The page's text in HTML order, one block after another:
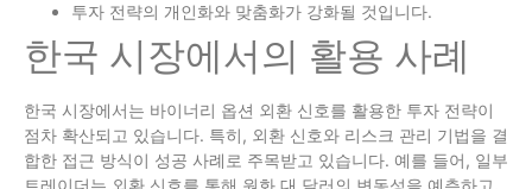
투자 전략의 개인화와 맞춤화가 강화될 것입니다.
한국 시장에서의 활용 사례
한국 시장에서는 바이너리 옵션 외환 신호를 활용한 투자 전략이
점차 확산되고 있습니다. 특히, 외환 신호와 리스크 관리 기법을 결
합한 접근 방식이 성공 사례로 주목받고 있습니다. 예를 들어, 일부